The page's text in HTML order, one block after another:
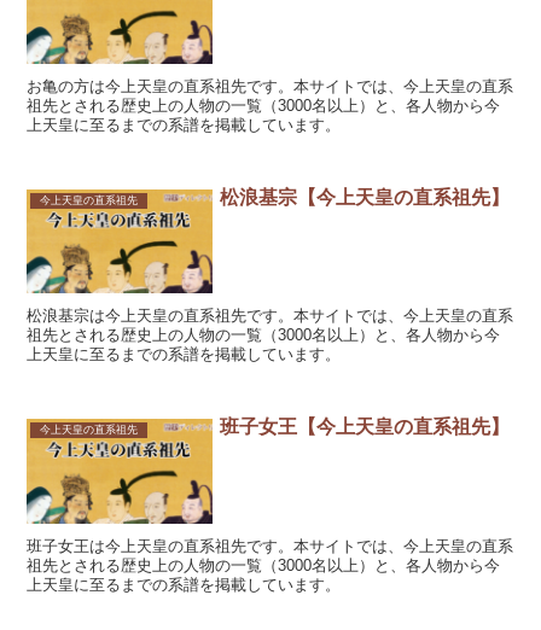
お亀の方は今上天皇の直系祖先です。本サイトでは、今上天皇の直系
祖先とされる歴史上の人物の一覧（3000名以上）と、各人物から今
上天皇に至るまでの系譜を掲載しています。
今上天皇の直系祖先 松浪基宗【今上天皇の直系祖先】
松浪基宗は今上天皇の直系祖先です。本サイトでは、今上天皇の直系
祖先とされる歴史上の人物の一覧（3000名以上）と、各人物から今
上天皇に至るまでの系譜を掲載しています。
今上天皇の直系祖先 班子女王【今上天皇の直系祖先】
班子女王は今上天皇の直系祖先です。本サイトでは、今上天皇の直系
祖先とされる歴史上の人物の一覧（3000名以上）と、各人物から今
上天皇に至るまでの系譜を掲載しています。